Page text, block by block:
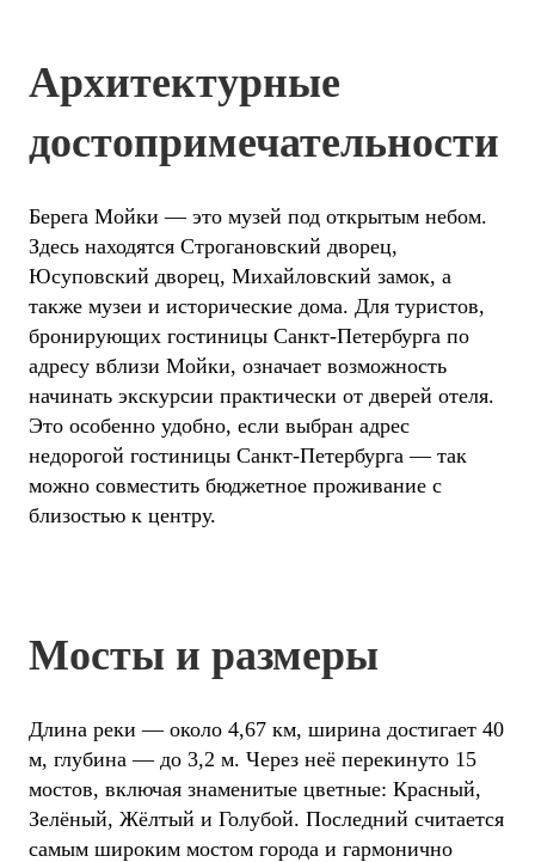
Архитектурные
достопримечательности
Берега Мойки — это музей под открытым небом.
Здесь находятся Строгановский дворец,
Юсуповский дворец, Михайловский замок, а
также музеи и исторические дома. Для туристов,
бронирующих гостиницы Санкт-Петербурга по
адресу вблизи Мойки, означает возможность
начинать экскурсии практически от дверей отеля.
Это особенно удобно, если выбран адрес
недорогой гостиницы Санкт-Петербурга — так
можно совместить бюджетное проживание с
близостью к центру.
Мосты и размеры
Длина реки — около 4,67 км, ширина достигает 40
м, глубина — до 3,2 м. Через неё перекинуто 15
мостов, включая знаменитые цветные: Красный,
Зелёный, Жёлтый и Голубой. Последний считается
самым широким мостом города и гармонично